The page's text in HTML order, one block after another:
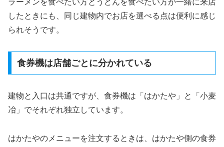
ラーメンを食べたい方とうどんを食べたい方が一緒に来店
したときにも、同じ建物内でお店を選べる点は便利に感じ
られそうです。
食券機は店舗ごとに分かれている
建物と入口は共通ですが、食券機は「はかたや」と「小麦
冶」でそれぞれ独立しています。
はかたやのメニューを注文するときは、はかたや側の食券